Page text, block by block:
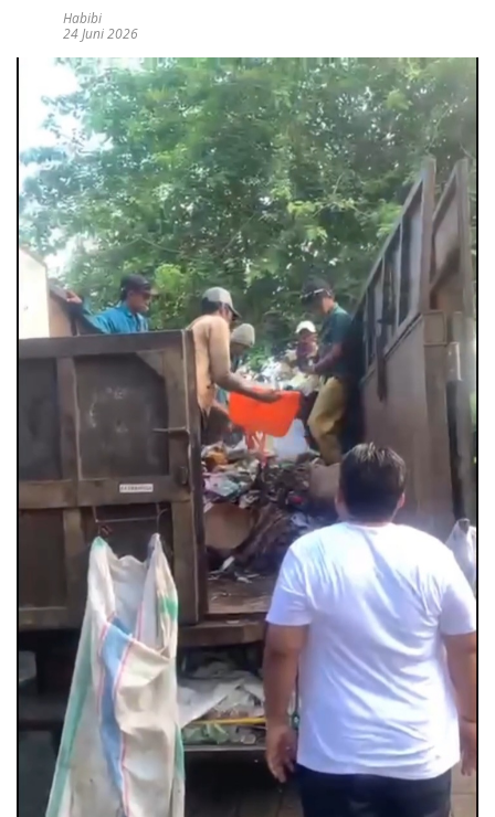
Habibi
24 Juni 2026